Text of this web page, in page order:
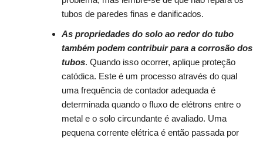
tubos de paredes finas e danificados.
As propriedades do solo ao redor do tubo
também podem contribuir para a corrosão dos
tubos. Quando isso ocorrer, aplique proteção
catódica. Este é um processo através do qual
uma frequência de contador adequada é
determinada quando o fluxo de elétrons entre o
metal e o solo circundante é avaliado. Uma
pequena corrente elétrica é então passada por